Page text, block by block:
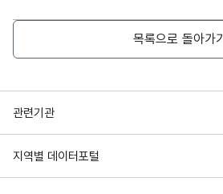
목록으로 돌아가기
관련기관
행정안전부
한국지능정보사회진흥원
지역별 데이터포털
서울 열린데이터광장
경기데이터드림